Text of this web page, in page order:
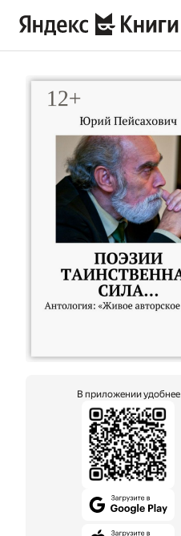
В приложении удобнее